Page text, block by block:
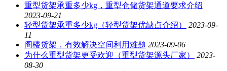
重型货架承重多少kg，重型仓储货架通道要求介绍
2023-09-21
轻型货架承重多少kg（轻型货架优缺点介绍）
2023-09-
11
阁楼货架，有效解决空间利用难题 2023-09-06
为什么重型货架更受欢迎（重型货架源头厂家）
2023-
08-30